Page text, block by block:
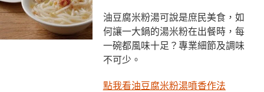
油豆腐米粉湯可說是庶民美食，如
何讓一大鍋的湯米粉在出餐時，每
一碗都風味十足？專業細節及調味
不可少。
點我看油豆腐米粉湯噴香作法